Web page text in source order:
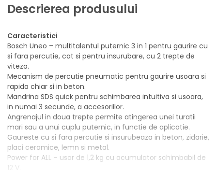
Descrierea produsului
Caracteristici
Bosch Uneo – multitalentul puternic 3 in 1 pentru gaurire cu
si fara percutie, cat si pentru insurubare, cu 2 trepte de
viteza.
Mecanism de percutie pneumatic pentru gaurire usoara si
rapida chiar si in beton.
Mandrina SDS quick pentru schimbarea intuitiva si usoara,
in numai 3 secunde, a accesoriilor.
Angrenajul in doua trepte permite atingerea unei turatii
mari sau a unui cuplu puternic, in functie de aplicatie.
Gaureste cu si fara percutie si insurubeaza in beton, zidarie,
placi ceramice, lemn si metal.
Power for ALL – usor de 1,2 kg cu acumulator schimbabil de
12 V.